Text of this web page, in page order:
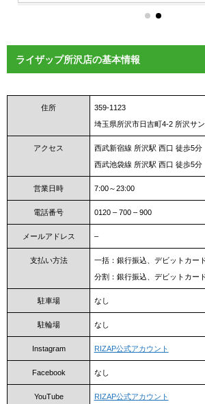
ライザップ所沢店の基本情報
住所
359-1123
埼玉県所沢市日吉町4-2 所沢サ
アクセス
西武新宿線 所沢駅 西口 徒歩5分
西武池袋線 所沢駅 西口 徒歩5分
営業日時 7:00～23:00
電話番号 0120 – 700 – 900
メールアドレス –
支払い方法
一括：銀行振込、デビットカー
分割：銀行振込、デビットカー
駐車場 なし
駐輪場 なし
Instagram RIZAP公式アカウント
Facebook なし
YouTube RIZAP公式アカウント